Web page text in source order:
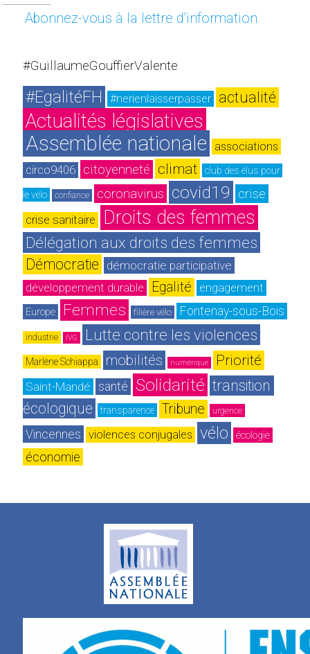
Abonnez-vous à la lettre d’information
#GuillaumeGouffierValente
#EgalitéFH #nerienlaisserpasser actualité
Actualités législatives
Assemblée nationale
associations
circo9406
citoyenneté climat club des élus pour
le vélo confiance coronavirus covid19 crise
crise sanitaire Droits des femmes
Délégation aux droits des femmes
Démocratie démocratie participative
développement durable Egalité engagement
Europe Femmes filière vélo Fontenay-sous-Bois
industrie IVG Lutte contre les violences
Marlène Schiappa mobilités numérique Priorité
Saint-Mandé santé Solidarité transition
écologique
transparence Tribune urgence
Vincennes violences conjugales vélo écologie
économie